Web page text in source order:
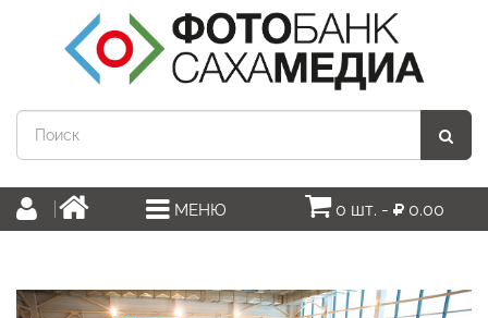
МЕНЮ 0 шт. - 0.00